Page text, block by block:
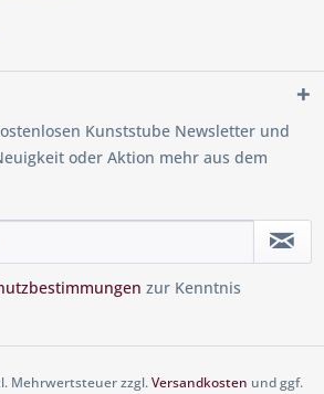
Kunststube Newsletter und
oder Aktion mehr aus dem
zur Kenntnis
Mehrwertsteuer zzgl.Versandkosten und ggf.